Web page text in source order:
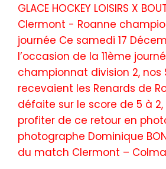
GLACE HOCKEY LOISIRS X
Clermont - Roanne
journée Ce samedi 17
l’occasion de la 11ème
championnat division 2, nos
recevaient les Renards de
défaite sur le score de 5 à
profiter de ce retour en
photographe Dominique
du match Clermont –